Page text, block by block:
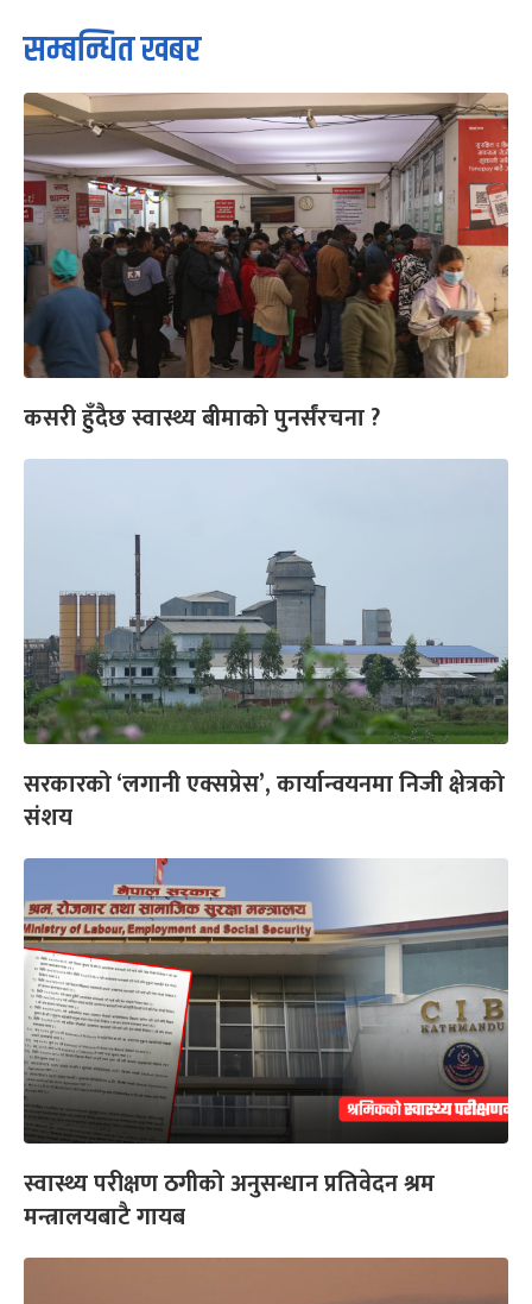
सम्बन्धित खबर
कसरी हुँदैछ स्वास्थ्य बीमाको पुनर्संरचना ?
सरकारको ‘लगानी एक्सप्रेस’, कार्यान्वयनमा निजी क्षेत्रको
संशय
स्वास्थ्य परीक्षण ठगीको अनुसन्धान प्रतिवेदन श्रम
मन्त्रालयबाटै गायब